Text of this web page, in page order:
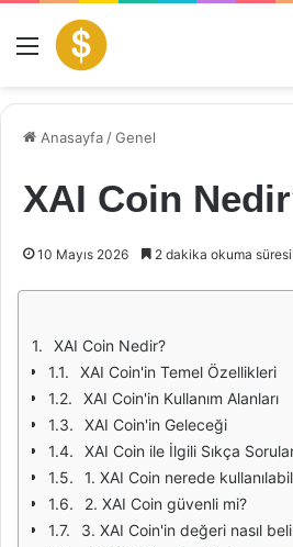
Menü
Anasayfa /Genel
XAI Coin
10 Mayıs 2026 2 dakika okuma süresi
XAI Coin Nedir?
XAI Coin'in Temel Özellikleri
XAI Coin'in Kullanım Alanları
XAI Coin'in Geleceği
XAI Coin ile İlgili Sıkça
1. XAI Coin nerede
2. XAI Coin güvenli mi?
3. XAI Coin'in değeri nasıl